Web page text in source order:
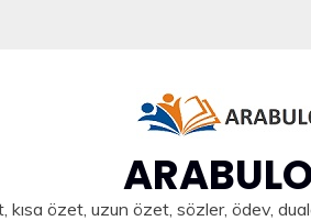
özet, uzun özet, sözler, ödev,